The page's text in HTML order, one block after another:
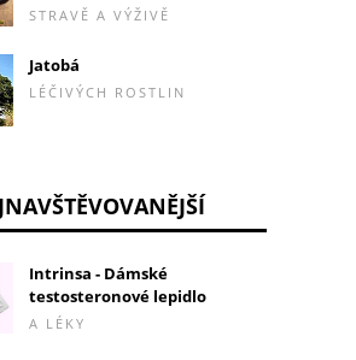
STRAVĚ A VÝŽIVĚ
Jatobá
LÉČIVÝCH ROSTLIN
Intrinsa - Dámské
testosteronové lepidlo
A LÉKY